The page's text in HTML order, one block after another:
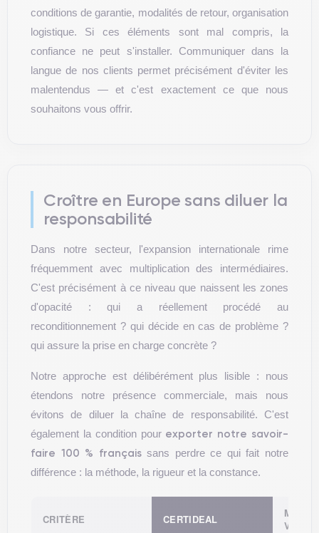
conditions de garantie, modalités de retour, organisation
logistique. Si ces éléments sont mal compris, la
confiance ne peut s'installer. Communiquer dans la
langue de nos clients permet précisément d'éviter les
malentendus — et c'est exactement ce que nous
souhaitons vous offrir.
Croître en Europe sans diluer la
responsabilité
Dans notre secteur, l'expansion internationale rime
fréquemment avec multiplication des intermédiaires.
C'est précisément à ce niveau que naissent les zones
d'opacité : qui a réellement procédé au
reconditionnement ? qui décide en cas de problème ?
qui assure la prise en charge concrète ?
Notre approche est délibérément plus lisible : nous
étendons notre présence commerciale, mais nous
évitons de diluer la chaîne de responsabilité. C'est
également la condition pour exporter notre savoir-
faire 100 % françaissans perdre ce qui fait notre
différence : la méthode, la rigueur et la constance.
CRITÈRE CERTIDEAL